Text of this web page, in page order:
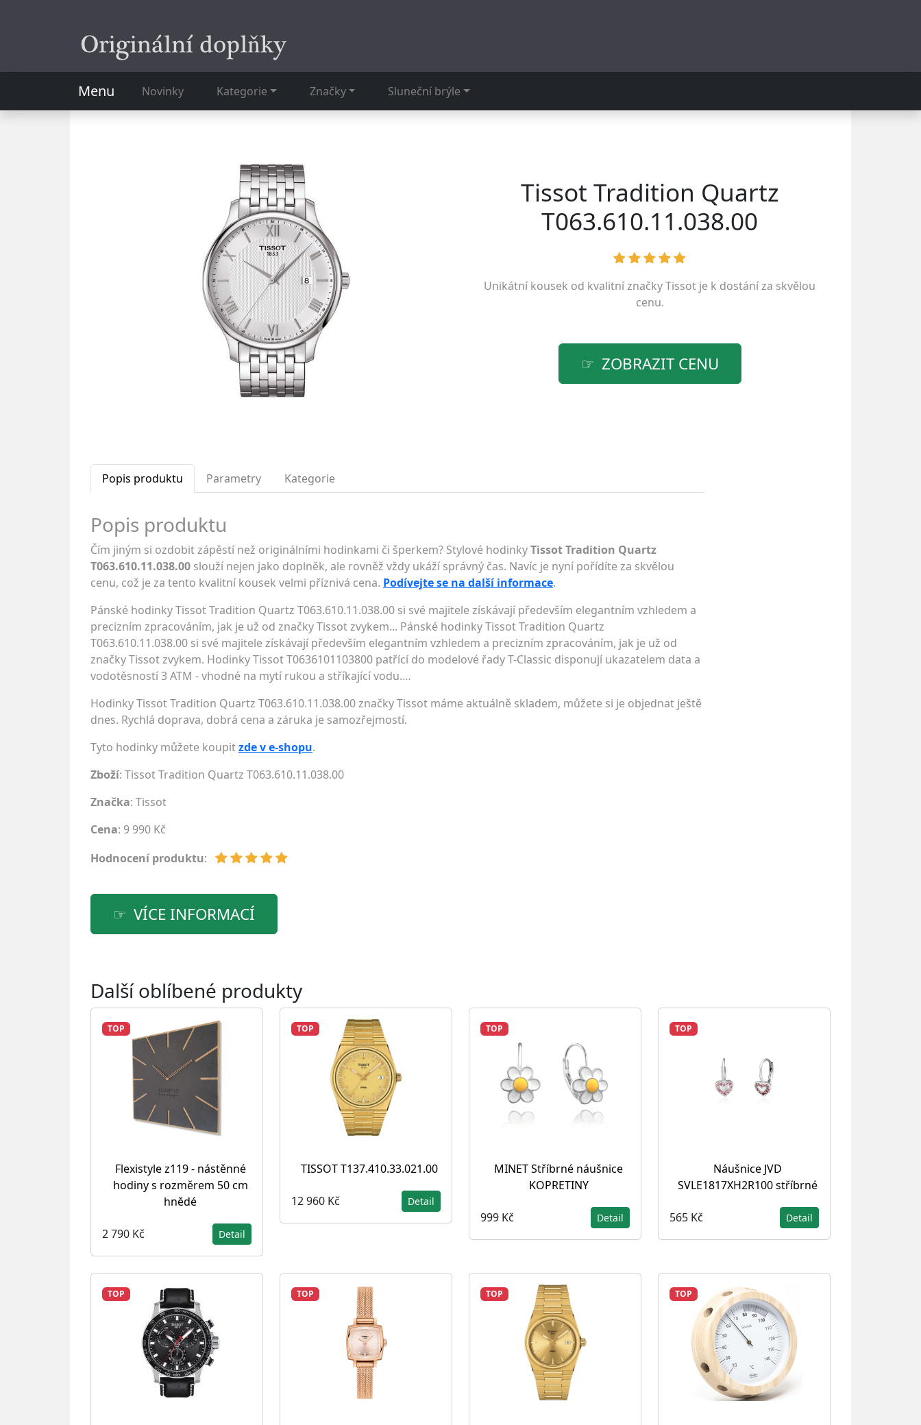
Menu Novinky Kategorie Značky Sluneční brýle
Tissot Tradition Quartz
T063.610.11.038.00
Unikátní kousek od kvalitní značkyTissot je k dostání za skvělou
cenu.
ZOBRAZIT CENU
Popis produktu Parametry Kategorie
Popis produktu
Čím jiným si ozdobit zápěstí než originálními hodinkami či šperkem? Stylové hodinkyTissot Tradition Quartz
T063.610.11.038.00 slouží nejen jako doplněk, ale rovněž vždy ukáží správný čas. Navíc je nyní pořídíte za skvělou
cenu, což je za tento kvalitní kousek velmi příznivá cena. Podívejte se na další informace.
Pánské hodinky Tissot Tradition Quartz T063.610.11.038.00 si své majitele získávají především elegantním vzhledem a
precizním zpracováním, jak je už od značky Tissot zvykem... Pánské hodinky Tissot Tradition Quartz
T063.610.11.038.00 si své majitele získávají především elegantním vzhledem a precizním zpracováním, jak je už od
značky Tissot zvykem. Hodinky Tissot T0636101103800 patřící do modelové řady T-Classic disponují ukazatelem data a
vodotěsností 3 ATM - vhodné na mytí rukou a stříkající vodu.…
Hodinky Tissot Tradition Quartz T063.610.11.038.00 značky Tissot máme aktuálně skladem, můžete si je objednat ještě
dnes. Rychlá doprava, dobrá cena a záruka je samozřejmostí.
Tyto hodinky můžete koupitzde v e-shopu.
Zboží: Tissot Tradition Quartz T063.610.11.038.00
Značka: Tissot
Cena: 9 990 Kč
Hodnocení produktu:
VÍCE INFORMACÍ
Další oblíbené produkty
TOP
Flexistyle z119 - nástěnné
hodiny s rozměrem 50 cm
hnědé
2 790 Kč Detail
TOP
TISSOT T137.410.33.021.00
12 960 Kč Detail
TOP
MINET Stříbrné náušnice
KOPRETINY
999 Kč Detail
TOP
Náušnice JVD
SVLE1817XH2R100 stříbrné
565 Kč Detail
TOP TOP TOP TOP